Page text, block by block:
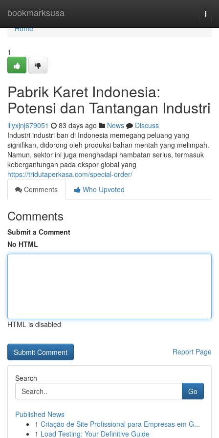
bookmarksusa
Home
Home
1
Pabrik Karet Indonesia:
Potensi dan Tantangan Industri
lilyxjnj679051 83 days ago News
Discuss
Industri industri ban di Indonesia memegang peluang yang
signifikan, didorong oleh produksi bahan mentah yang melimpah.
Namun, sektor ini juga menghadapi hambatan serius, termasuk
kebergantungan pada ekspor global yang
https://tridutaperkasa.com/special-order/
Comments
Who Upvoted
Comments
Submit a Comment
No HTML
HTML is disabled
Report Page
Search
Go
Published News
1 Criação de Site Profissional para Empresas em G...
1 Load Testing: Your Definitive Guide